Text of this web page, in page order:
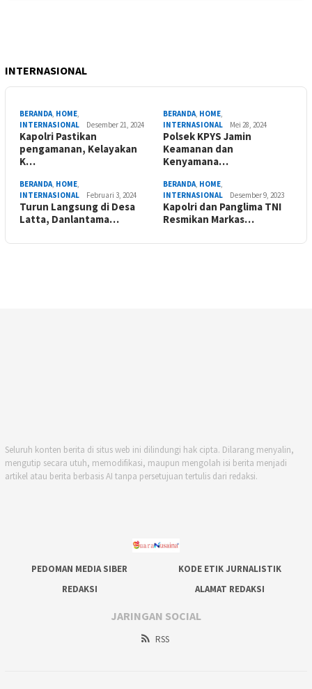
INTERNASIONAL
BERANDA, HOME,
INTERNASIONAL
Desember 21, 2024
Kapolri Pastikan
pengamanan, Kelayakan
K…
BERANDA, HOME,
INTERNASIONAL
Mei 28, 2024
Polsek KPYS Jamin
Keamanan dan
Kenyamana…
BERANDA, HOME,
INTERNASIONAL
Februari 3, 2024
Turun Langsung di Desa
Latta, Danlantama…
BERANDA, HOME,
INTERNASIONAL
Desember 9, 2023
Kapolri dan Panglima TNI
Resmikan Markas…
Seluruh konten berita di situs web ini dilindungi hak cipta. Dilarang menyalin,
mengutip secara utuh, memodifikasi, maupun mengolah isi berita menjadi
artikel atau berita berbasis AI tanpa persetujuan tertulis dari redaksi.
PEDOMAN MEDIA SIBER
KODE ETIK JURNALISTIK
REDAKSI
ALAMAT REDAKSI
JARINGAN SOCIAL
RSS